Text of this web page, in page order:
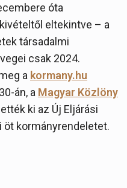
óta
eltekintve – a
társadalmi
csak 2024.
a kormany.hu
án, a Magyar Közlöny
ki az Új Eljárási
öt kormányrendeletet.